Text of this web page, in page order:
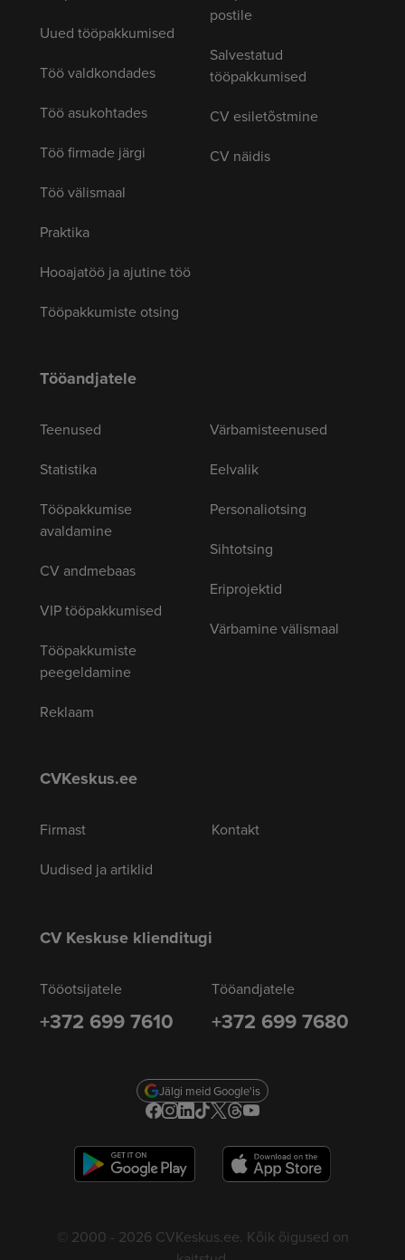
Uued tööpakkumised
Töö valdkondades
Töö asukohtades
Töö firmade järgi
Töö välismaal
Praktika
Hooajatöö ja ajutine töö
Tööpakkumiste otsing
postile
Salvestatud
tööpakkumised
CV esiletõstmine
CV näidis
Tööandjatele
Teenused
Statistika
Tööpakkumise
avaldamine
CV andmebaas
VIP tööpakkumised
Tööpakkumiste
peegeldamine
Reklaam
Värbamisteenused
Eelvalik
Personaliotsing
Sihtotsing
Eriprojektid
Värbamine välismaal
CVKeskus.ee
Firmast
Uudised ja artiklid
Kontakt
CV Keskuse klienditugi
Tööotsijatele
+372 699 7610
Tööandjatele
+372 699 7680
Jälgi meid Google'is
© 2000 - 2026 CVKeskus.ee. Kõik õigused on